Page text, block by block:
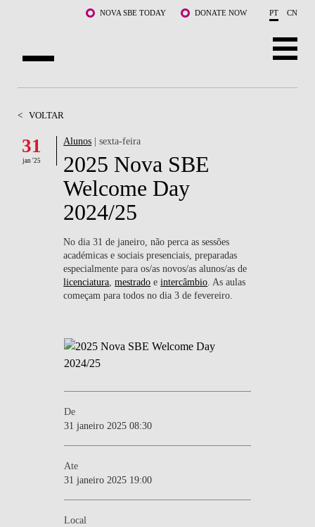
Saltar para o conteúdo principalNOVA SBE TODAY DONATE NOW PT CN
DOCENTES E INVESTIGAÇÃO
COMUNIDADE
WHAT'S HAPPENING
< VOLTAR
31
jan '25
Alunos | sexta-feira
2025 Nova SBE
Welcome Day
2024/25
No dia 31 de janeiro, não perca as sessões
académicas e sociais presenciais, preparadas
especialmente para os/as novos/as alunos/as de
licenciatura ,mestrado eintercâmbio . As aulas
começam para todos no dia 3 de fevereiro.
De
31 janeiro 2025 08:30
Ate
31 janeiro 2025 19:00
Local